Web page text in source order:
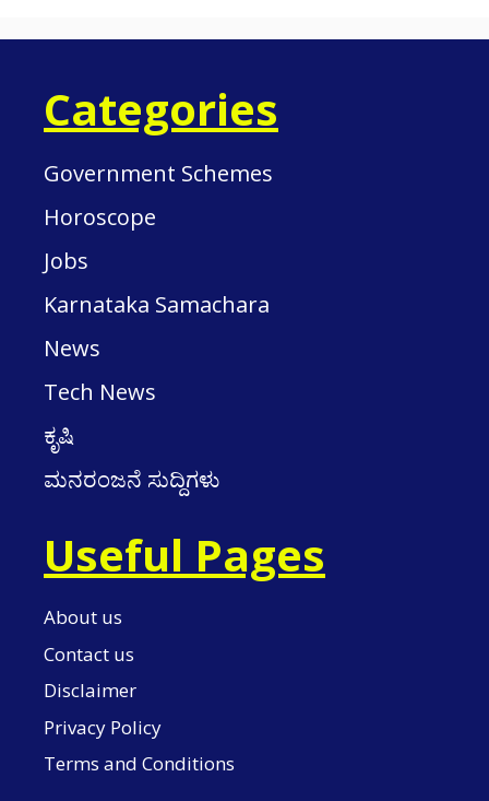
Categories
Government Schemes
Horoscope
Jobs
Karnataka Samachara
News
Tech News
ಕೃಷಿ
ಮನರಂಜನೆ ಸುದ್ದಿಗಳು
Useful Pages
About us
Contact us
Disclaimer
Privacy Policy
Terms and Conditions